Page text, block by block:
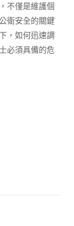
不僅是維護個
衛安全的關鍵
，如何迅速調
必須具備的危